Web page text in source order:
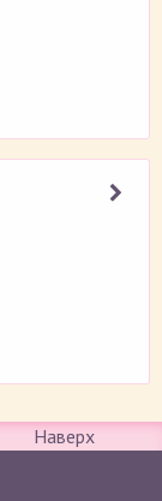
Наверх